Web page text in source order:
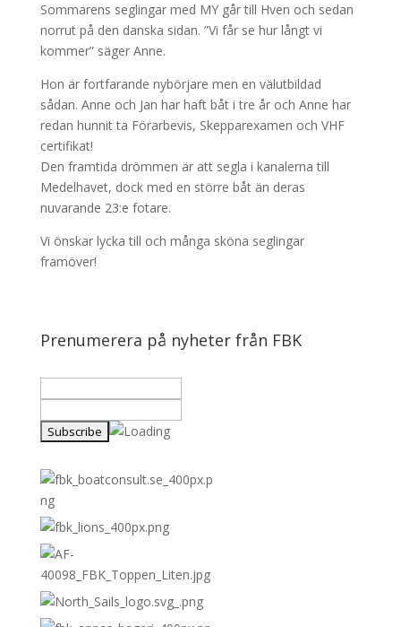
Sommarens seglingar med MY går till Hven och sedan
norrut på den danska sidan. ”Vi får se hur långt vi
kommer” säger Anne.
Hon är fortfarande nybörjare men en välutbildad
sådan. Anne och Jan har haft båt i tre år och Anne har
redan hunnit ta Förarbevis, Skepparexamen och VHF
certifikat!
Den framtida drömmen är att segla i kanalerna till
Medelhavet, dock med en större båt än deras
nuvarande 23:e fotare.
Vi önskar lycka till och många sköna seglingar
framöver!
Prenumerera på nyheter från FBK